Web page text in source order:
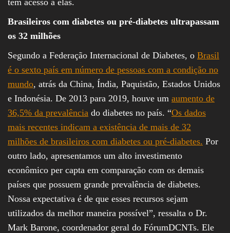
Brasileiros com diabetes ou pré-diabetes ultrapassam
os 32 milhões
Segundo a Federação Internacional de Diabetes, o Brasil
é o sexto país em número de pessoas com a condição no
mundo, atrás da China, Índia, Paquistão, Estados Unidos
e Indonésia. De 2013 para 2019, houve um aumento de
36,5% da prevalência do diabetes no país. “Os dados
mais recentes indicam a existência de mais de 32
milhões de brasileiros com diabetes ou pré-diabetes. Por
outro lado, apresentamos um alto investimento
econômico per capta em comparação com os demais
países que possuem grande prevalência de diabetes.
Nossa expectativa é de que esses recursos sejam
utilizados da melhor maneira possível”, ressalta o Dr.
Mark Barone, coordenador geral do FórumDCNTs. Ele